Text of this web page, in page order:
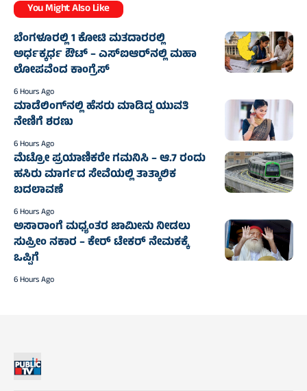
You Might Also Like
ಬೆಂಗಳೂರಲ್ಲಿ 1 ಕೋಟಿ ಮತದಾರರಲ್ಲಿ
ಅರ್ಧಕ್ಕರ್ಧ ಔಟ್ – ಎಸ್‌ಐಆರ್‌ನಲ್ಲಿ ಮಹಾ
ಲೋಪವೆಂದ ಕಾಂಗ್ರೆಸ್
6 Hours Ago
ಮಾಡೆಲಿಂಗ್‌ನಲ್ಲಿ ಹೆಸರು ಮಾಡಿದ್ದ ಯುವತಿ
ನೇಣಿಗೆ ಶರಣು
6 Hours Ago
ಮೆಟ್ರೋ ಪ್ರಯಾಣಿಕರೇ ಗಮನಿಸಿ – ಆ.7 ರಂದು
ಹಸಿರು ಮಾರ್ಗದ ಸೇವೆಯಲ್ಲಿ ತಾತ್ಕಾಲಿಕ
ಬದಲಾವಣೆ
6 Hours Ago
ಅಸಾರಾಂಗೆ ಮಧ್ಯಂತರ ಜಾಮೀನು ನೀಡಲು
ಸುಪ್ರೀಂ ನಕಾರ – ಕೇರ್ ಟೇಕರ್ ನೇಮಕಕ್ಕೆ
ಒಪ್ಪಿಗೆ
6 Hours Ago